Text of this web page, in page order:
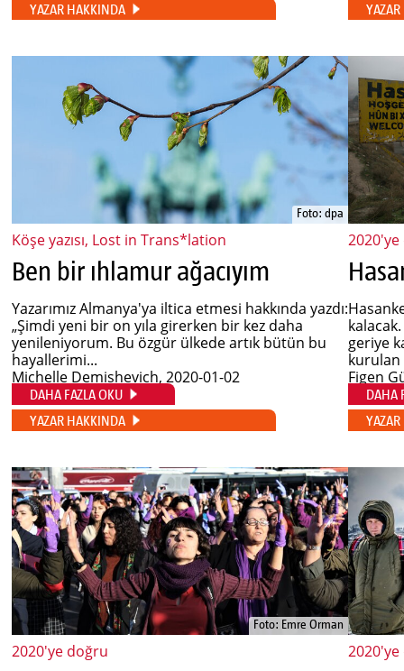
YAZAR HAKKINDA
Foto: dpa
Köşe yazısı, Lost in Trans*lation
Ben bir ıhlamur ağacıyım
Yazarımız Almanya'ya iltica etmesi hakkında yazdı:
„Şimdi yeni bir on yıla girerken bir kez daha
yenileniyorum. Bu özgür ülkede artık bütün bu
hayallerimi...
Michelle Demishevich, 2020-01-02
DAHA FAZLA OKU
YAZAR HAKKINDA
geriye
kurulan
Figen
DAHA
Foto: Emre Orman
2020'ye doğru